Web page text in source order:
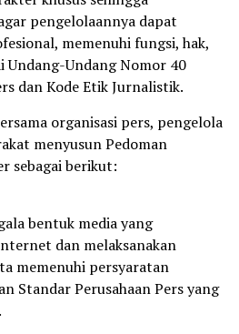
pengelolaannya dapat
memenuhi fungsi, hak,
Undang-Undang Nomor 40
dan Kode Etik Jurnalistik.
organisasi pers, pengelola
menyusun Pedoman
sebagai berikut:
bentuk media yang
dan melaksanakan
memenuhi persyaratan
Standar Perusahaan Pers yang